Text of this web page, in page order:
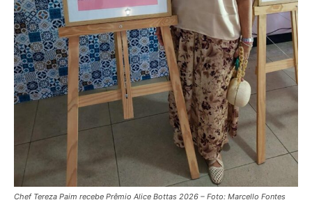
Chef Tereza Paim recebe Prêmio Alice Bottas 2026 – Foto: Marcello Fontes